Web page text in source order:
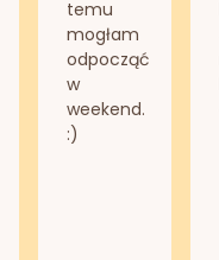
temu
mogłam
odpocząć
w
weekend.
:)